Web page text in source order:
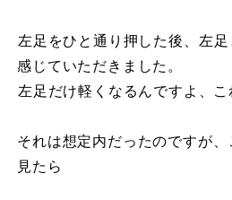
左足をひと通り押した後、⁡左
感じていただきました。⁡
左足だけ軽くなるんですよ、
それは想定内だったのですが
見たら⁡